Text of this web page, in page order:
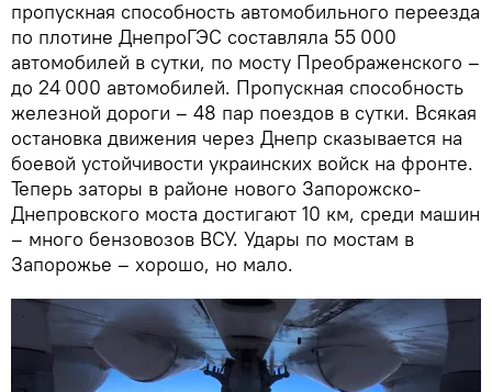
пропускная способность автомобильного переезда
по плотине ДнепроГЭС составляла 55 000
автомобилей в сутки, по мосту Преображенского –
до 24 000 автомобилей. Пропускная способность
железной дороги – 48 пар поездов в сутки. Всякая
остановка движения через Днепр сказывается на
боевой устойчивости украинских войск на фронте.
Теперь заторы в районе нового Запорожско-
Днепровского моста достигают 10 км, среди машин
– много бензовозов ВСУ. Удары по мостам в
Запорожье – хорошо, но мало.